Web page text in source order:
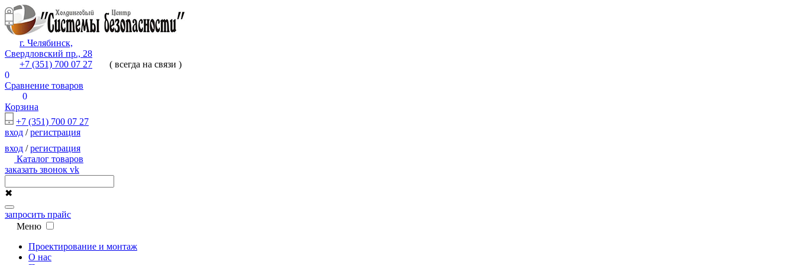
г. Челябинск,
Свердловский пр., 28
+7 (351) 700 07 27
( всегда на связи )
0
Сравнение товаров
0
Корзина
+7 (351) 700 07 27
вход /регистрация
вход /регистрация
Каталог товаров
заказать звонок vk
✖
запросить прайс
Меню
Проектирование и монтаж
О нас